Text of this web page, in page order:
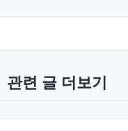
관련 글 더보기